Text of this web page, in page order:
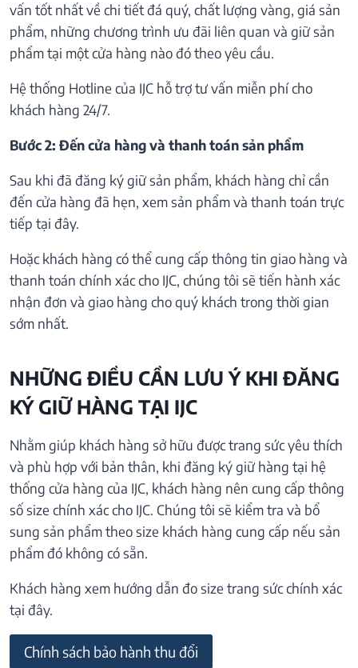
vấn tốt nhất về chi tiết đá quý, chất lượng vàng, giá sản
phẩm, những chương trình ưu đãi liên quan và giữ sản
phẩm tại một cửa hàng nào đó theo yêu cầu.
Hệ thống Hotline của IJC hỗ trợ tư vấn miễn phí cho
khách hàng 24/7.
Bước 2: Đến cửa hàng và thanh toán sản phẩm
Sau khi đã đăng ký giữ sản phẩm, khách hàng chỉ cần
đến cửa hàng đã hẹn, xem sản phẩm và thanh toán trực
tiếp tại đây.
Hoặc khách hàng có thể cung cấp thông tin giao hàng và
thanh toán chính xác cho IJC, chúng tôi sẽ tiến hành xác
nhận đơn và giao hàng cho quý khách trong thời gian
sớm nhất.
NHỮNG ĐIỀU CẦN LƯU Ý KHI ĐĂNG
KÝ GIỮ HÀNG TẠI IJC
Nhằm giúp khách hàng sở hữu được trang sức yêu thích
và phù hợp với bản thân, khi đăng ký giữ hàng tại hệ
thống cửa hàng của IJC, khách hàng nên cung cấp thông
số size chính xác cho IJC. Chúng tôi sẽ kiểm tra và bổ
sung sản phẩm theo size khách hàng cung cấp nếu sản
phẩm đó không có sẵn.
Khách hàng xem hướng dẫn đo size trang sức chính xác
tại đây.
Chính sách bảo hành thu đổi